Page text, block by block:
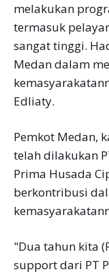
melakukan
termasuk
sangat tinggi.
Medan dalam
Edliaty.
Pemkot Medan,
telah dilakukan
Prima Husada
berkontribusi
"Dua tahun kita
support dari PT